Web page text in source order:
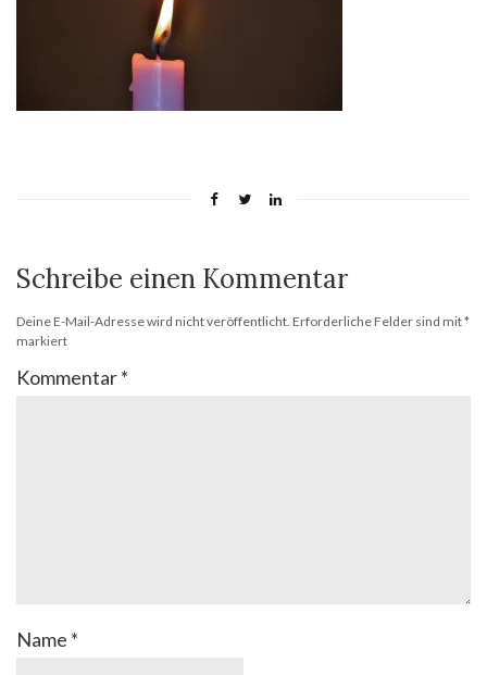
Schreibe einen Kommentar
Deine E-Mail-Adresse wird nicht veröffentlicht. Erforderliche Felder sind mit*
markiert
Kommentar*
Name *